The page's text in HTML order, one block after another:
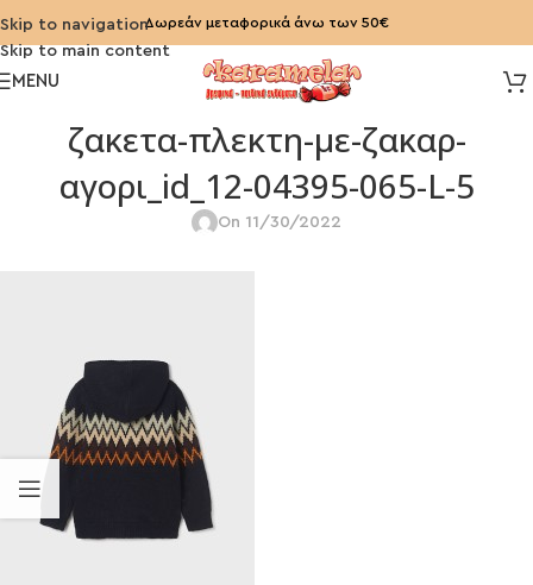
Skip to navigation
Skip to main content
Δωρεάν μεταφορικά άνω των 50€
MENU
ζακετα-πλεκτη-με-ζακαρ-
αγορι_id_12-04395-065-L-5
On 11/30/2022